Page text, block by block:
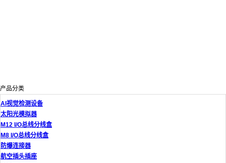
产品分类
AI视觉检测设备
太阳光模拟器
M12 I/O总线分线盒
M8 I/O总线分线盒
防爆连接器
航空插头插座